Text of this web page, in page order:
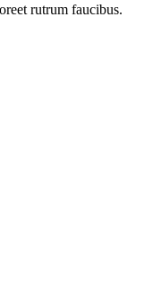
rutrum faucibus.